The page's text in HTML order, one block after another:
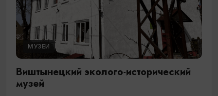
МУЗЕИ
Виштынецкий эколого-исторический
музей